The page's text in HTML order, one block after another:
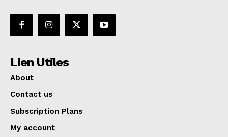
Lien Utiles
About
Contact us
Subscription Plans
My account